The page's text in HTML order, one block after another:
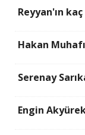
Reyyan'ın kaç
Hakan
Serenay
Engin